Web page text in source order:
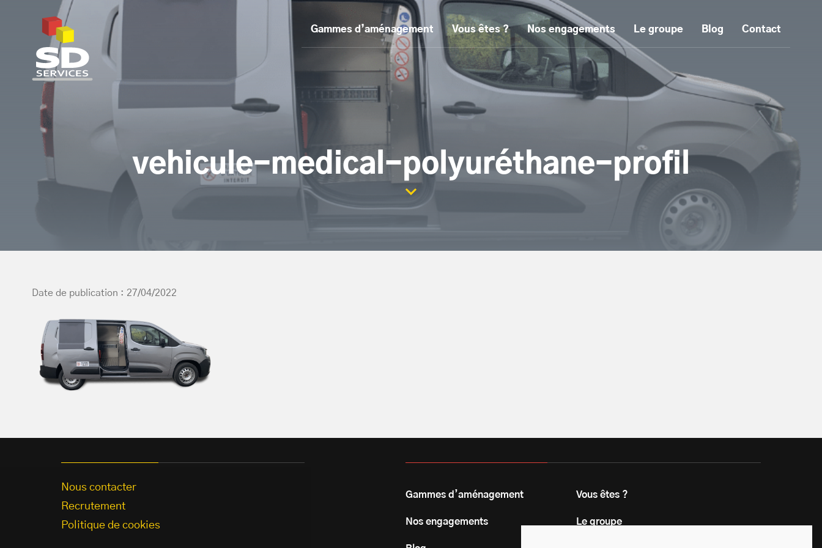
SD Services
Gammes d’aménagement Vous êtes ? Nos engagements Le groupe Blog Contact
vehicule-medical-polyuréthane-profil
Date de publication : 27/04/2022
Nous contacter
Recrutement
Politique de cookies
Gammes d’aménagement Vous êtes ?
Nos engagements Le groupe